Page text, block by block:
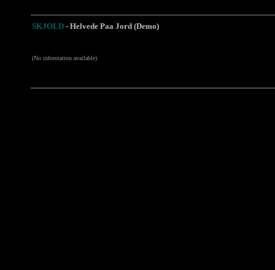
SKJOLD - Helvede Paa Jord (Demo)
(No information available)